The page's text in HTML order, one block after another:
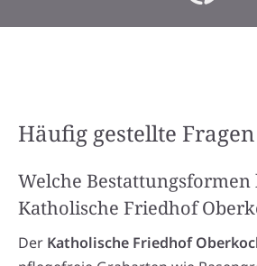
Häufig gestellte Fragen
Welche
Katholische Friedhof
Der Katholische Friedhof